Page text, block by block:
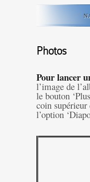
Photos
Pour lancer
l’image de
le bouton
coin
l’option